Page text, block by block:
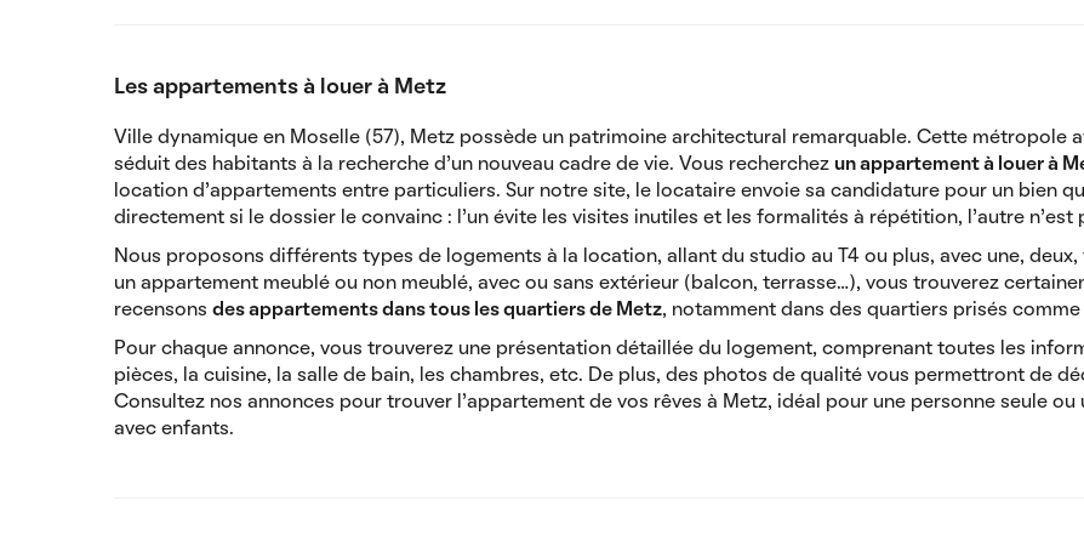
Les appartements à louer à Metz
Ville dynamique en Moselle (57), Metz possède un patrimoine architectural remarquable. Cette
séduit des habitants à la recherche d’un nouveau cadre de vie. Vous recherchez un appartement à louer à
location d’appartements entre particuliers. Sur notre site, le locataire envoie sa candidature pour un bien
directement si le dossier le convainc : l’un évite les visites inutiles et les formalités à répétition, l’autre n’est
Nous proposons différents types de logements à la location, allant du studio au T4 ou plus, avec une,
un appartement meublé ou non meublé, avec ou sans extérieur (balcon, terrasse…), vous trouverez
recensonsdes appartements dans tous les quartiers de Metz, notamment dans des quartiers prisés
Pour chaque annonce, vous trouverez une présentation détaillée du logement, comprenant toutes les
pièces, la cuisine, la salle de bain, les chambres, etc. De plus, des photos de qualité vous permettront de
Consultez nos annonces pour trouver l’appartement de vos rêves à Metz, idéal pour une personne seule
avec enfants.